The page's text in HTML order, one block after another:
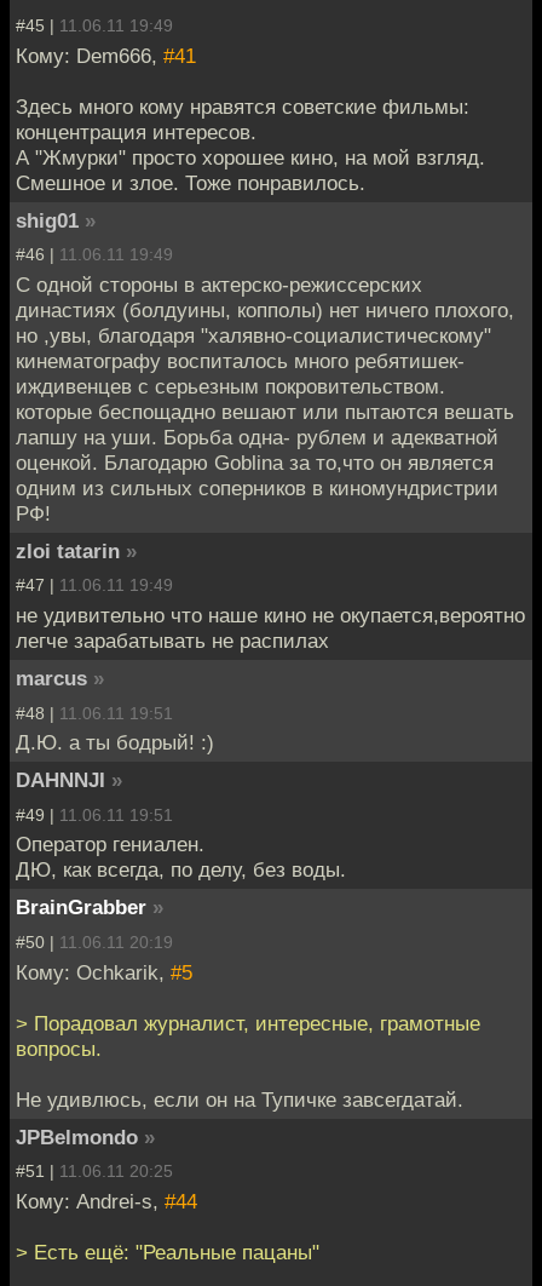
#45 | 11.06.11 19:49
Кому: Dem666, #41
Здесь много кому нравятся советские фильмы:
концентрация интересов.
А "Жмурки" просто хорошее кино, на мой взгляд.
Смешное и злое. Тоже понравилось.
shig01 »
#46 | 11.06.11 19:49
С одной стороны в актерско-режиссерских
династиях (болдуины, копполы) нет ничего плохого,
но ,увы, благодаря "халявно-социалистическому"
кинематографу воспиталось много ребятишек-
иждивенцев с серьезным покровительством.
которые беспощадно вешают или пытаются вешать
лапшу на уши. Борьба одна- рублем и адекватной
оценкой. Благодарю Goblina за то,что он является
одним из сильных соперников в киномундристрии
РФ!
zloi tatarin »
#47 | 11.06.11 19:49
не удивительно что наше кино не окупается,вероятно
легче зарабатывать не распилах
marcus »
#48 | 11.06.11 19:51
Д.Ю. а ты бодрый! :)
DAHNNJI »
#49 | 11.06.11 19:51
Оператор гениален.
ДЮ, как всегда, по делу, без воды.
BrainGrabber »
#50 | 11.06.11 20:19
Кому: Ochkarik, #5
> Порадовал журналист, интересные, грамотные
вопросы.
Не удивлюсь, если он на Тупичке завсегдатай.
JPBelmondo »
#51 | 11.06.11 20:25
Кому: Andrei-s, #44
> Есть ещё: "Реальные пацаны"